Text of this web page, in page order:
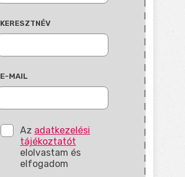
KERESZTNÉV
E-MAIL
Az adatkezelési
tájékoztatót
elolvastam és
elfogadom